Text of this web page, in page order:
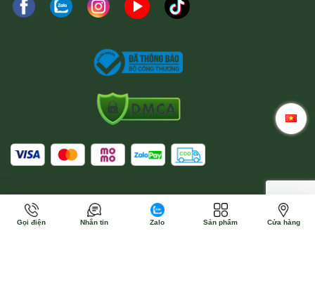
Gọi điện Nhắn tin Zalo Sản phẩm Cửa hàng